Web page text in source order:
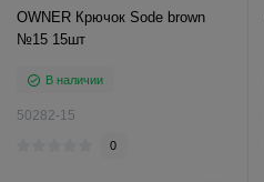
OWNER Крючок Sode brown
№15 15шт
В наличии
50282-15
0